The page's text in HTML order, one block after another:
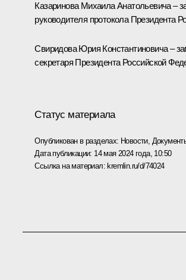
Казаринова Михаила Анатольевича –
руководителя протокола Президента
Свиридова Юрия Константиновича –
секретаря Президента Российской
Статус материала
Опубликован в разделах: Новости,
Дата публикации: 14 мая 2024 года, 10:50
Ссылка на материал:kremlin.ru/d/74024